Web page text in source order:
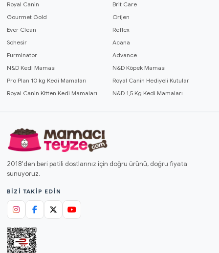
Royal Canin
Brit Care
Gourmet Gold
Orijen
Ever Clean
Reflex
Schesir
Acana
Furminator
Advance
N&D Kedi Maması
N&D Köpek Maması
Pro Plan 10 kg Kedi Mamaları
Royal Canin Hediyeli Kutular
Royal Canin Kitten Kedi Mamaları
N&D 1,5 Kg Kedi Mamaları
2018'den beri patili dostlarınız için doğru ürünü, doğru fiyata
sunuyoruz.
BIZI TAKIP EDIN